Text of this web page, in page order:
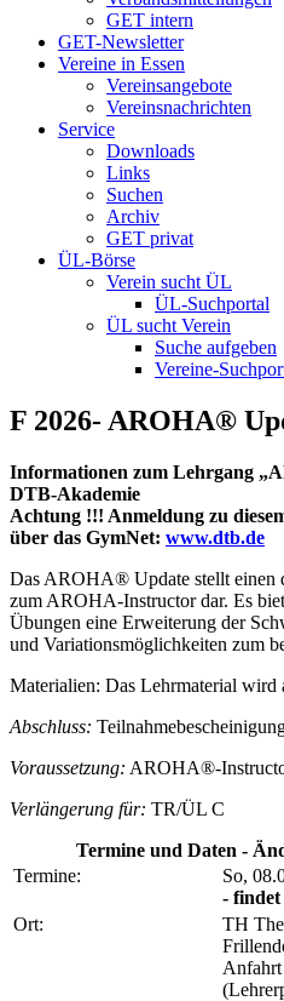
GET intern
GET-Newsletter
Vereine in Essen
Vereinsangebote
Vereinsnachrichten
Service
Downloads
Links
Suchen
Archiv
GET privat
ÜL-Börse
Verein sucht ÜL
ÜL-Suchportal
ÜL sucht Verein
Suche aufgeben
Vereine-
F 2026- AROHA®
Informationen zum Lehrgang
DTB-Akademie
Achtung !!! Anmeldung zu
über das GymNet: www.dtb.de
Das AROHA® Update stellt einen
zum AROHA-Instructor dar. Es
Übungen eine Erweiterung der
und Variationsmöglichkeiten zum
Materialien: Das Lehrmaterial wird
Abschluss:
Voraussetzung: AROHA®-
Verlängerung für: TR/ÜL C
Termine und Daten -
Termine:
So,
-
Ort:
TH
Anfahrt